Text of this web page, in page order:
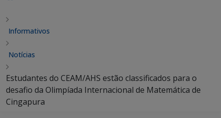
Informativos
Notícias
Estudantes do CEAM/AHS estão classificados para o
desafio da Olimpíada Internacional de Matemática de
Cingapura